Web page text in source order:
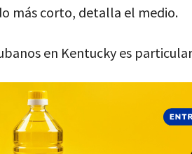
más corto, detalla el medio.
en Kentucky es